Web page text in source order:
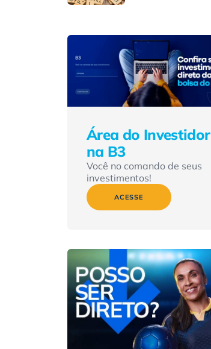
Área do Investidor
na B3
Você no comando de seus
investimentos!
ACESSE